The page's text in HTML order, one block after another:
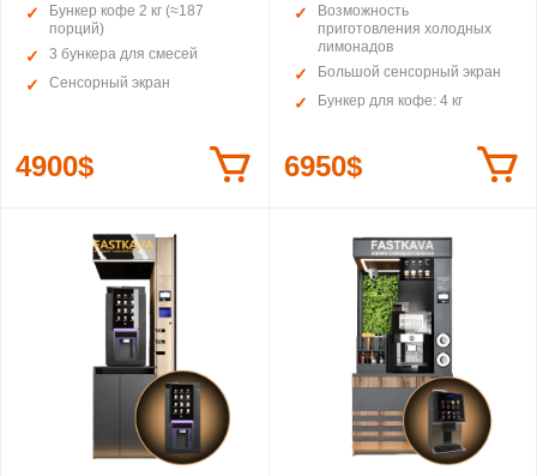
Бункер кофе 2 кг (≈187
порций)
3 бункера для смесей
Сенсорный экран
4900$
Возможность
приготовления холодных
лимонадов
Большой сенсорный экран
Бункер для кофе: 4 кг
6950$